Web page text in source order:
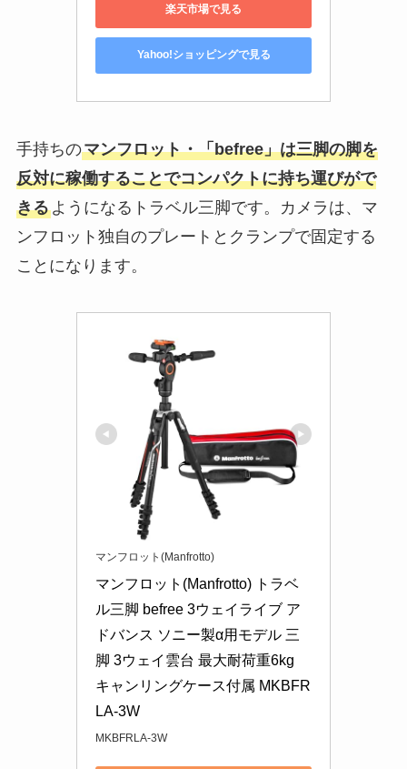
楽天市場で見る
Yahoo!ショッピングで見る
手持ちのマンフロット・「befree」は三脚の脚を
反対に稼働することでコンパクトに持ち運びがで
きるようになるトラベル三脚です。カメラは、マ
ンフロット独自のプレートとクランプで固定する
ことになります。
マンフロット(Manfrotto)
マンフロット(Manfrotto) トラベ
ル三脚 befree 3ウェイライブ ア
ドバンス ソニー製α用モデル 三
脚 3ウェイ雲台 最大耐荷重6kg
キャンリングケース付属 MKBFR
LA-3W
MKBFRLA-3W